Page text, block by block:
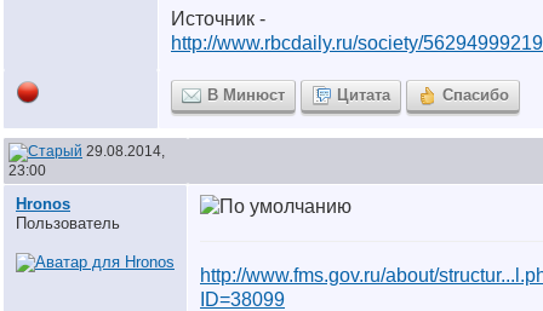
Источник -
http://www.rbcdaily.ru/society/
В Минюст Цитата Спасибо
29.08.2014,
23:00
Hronos
Пользователь
http://www.fms.gov.ru/about/
ID=38099